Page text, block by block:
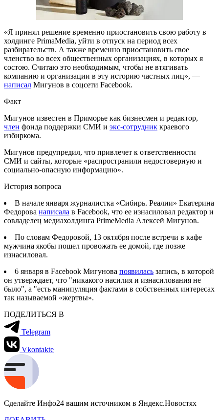
«Я принял решение временно приостановить свою работу в
холдинге PrimaMedia, уйти в отпуск на период всех
разбирательств. А также временно приостановить свое
членство во всех общественных организациях, в которых я
состою. Считаю это необходимым, чтобы не втягивать
компанию и организации в эту историю частных лиц», —
написал Мигунов в соцсети Facebook.
Факт
Мигунов известен в Приморье как бизнесмен и редактор,
член фонда поддержки СМИ и экс-сотрудник краевого
избиркома.
Мигунов предупредил, что привлечет к ответственности
СМИ и сайты, которые «распространили недостоверную и
социально-опасную информацию».
История вопроса
В начале января журналистка «Сибирь. Реалии» Екатерина
Федорова написала в Facebook, что ее изнасиловал редактор и
совладелец медиахолдинга PrimeMedia Алексей Мигунов.
По словам Федоровой, 13 октября после встречи в кафе
мужчина якобы пошел провожать ее домой, где позже
изнасиловал.
6 января в Facebook Мигунова появилась запись, в которой
он утверждает, что "никакого насилия и изнасилования не
было", а "есть манипуляция фактами в собственных интересах
так называемой «жертвы».
ПОДЕЛИТЬСЯ В
Telegram
Vkontakte
Сделайте Инфо24 вашим источником в Яндекс.Новостях